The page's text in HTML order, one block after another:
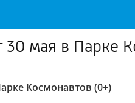
30 мая в Парке
Космонавтов (0+)